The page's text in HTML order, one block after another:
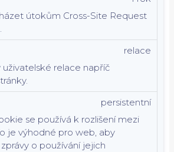
útokům Cross-Site Request
uživatelské relace napříč
relace
se používá k rozlišení mezi
je výhodné pro web, aby
o používání jejich
persistentní